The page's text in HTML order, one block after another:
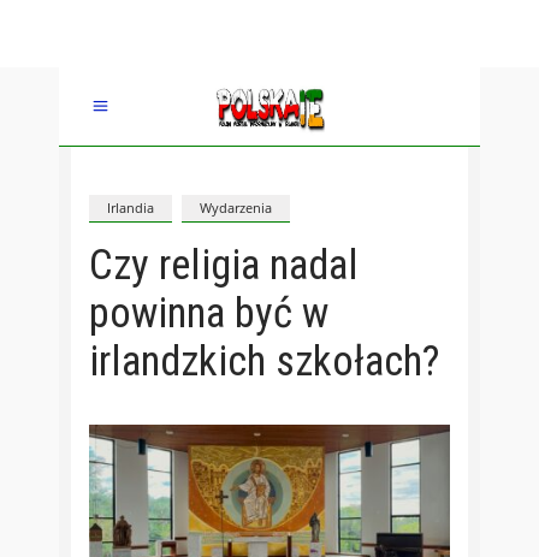
Irlandia Wydarzenia
Czy religia nadal
powinna być w
irlandzkich szkołach?